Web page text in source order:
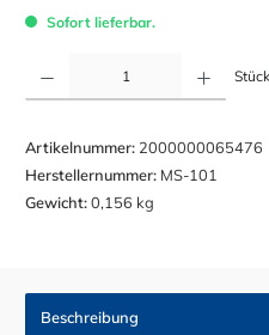
Sofort lieferbar.
Produkt Anzahl: Gib den gewünschten
Stück
Artikelnummer: 2000000065476
Herstellernummer: MS-101
Gewicht:0,156 kg
Beschreibung